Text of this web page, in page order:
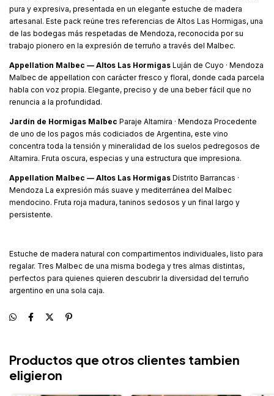
pura y expresiva, presentada en un elegante estuche de madera
artesanal. Este pack reúne tres referencias de Altos Las Hormigas, una
de las bodegas más respetadas de Mendoza, reconocida por su
trabajo pionero en la expresión de terruño a través del Malbec.
Appellation Malbec — Altos Las Hormigas Luján de Cuyo · Mendoza
Malbec de appellation con carácter fresco y floral, donde cada parcela
habla con voz propia. Elegante, preciso y de una beber fácil que no
renuncia a la profundidad.
Jardín de Hormigas Malbec Paraje Altamira · Mendoza Procedente
de uno de los pagos más codiciados de Argentina, este vino
concentra toda la tensión y mineralidad de los suelos pedregosos de
Altamira. Fruta oscura, especias y una estructura que impresiona.
Appellation Malbec — Altos Las Hormigas Distrito Barrancas ·
Mendoza La expresión más suave y mediterránea del Malbec
mendocino. Fruta roja madura, taninos sedosos y un final largo y
persistente.
Estuche de madera natural con compartimentos individuales, listo para
regalar. Tres Malbec de una misma bodega y tres almas distintas,
perfectos para quienes quieren descubrir la diversidad del terruño
argentino en una sola caja.
Productos que otros clientes tambien
eligieron